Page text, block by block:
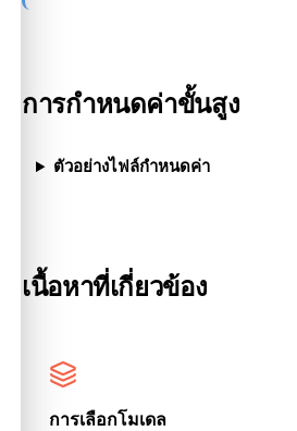
การกำหนดค่าขั้นสูง
ตัวอย่างไฟล์กำหนดค่า
เนื้อหาที่เกี่ยวข้อง
การเลือกโมเดล